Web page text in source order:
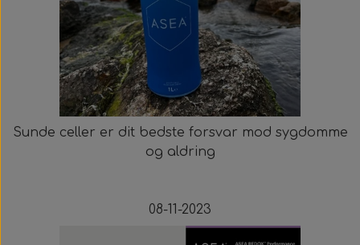
Sunde celler er dit bedste forsvar mod sygdomme
og aldring
08-11-2023